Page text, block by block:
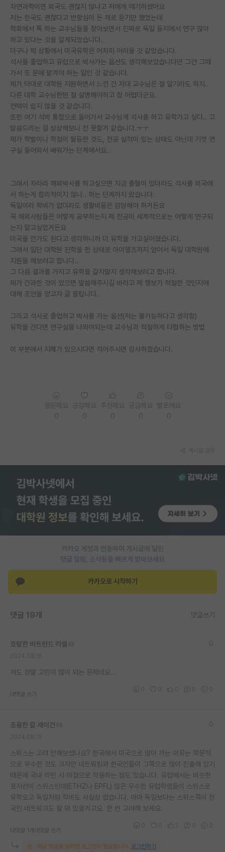
특수/전문대학원 게시판
반도체/AI 게시판
장학금/장학생 게시판
학술 정보 게시판
홍보 게시판
커리어
유학교육
이벤트
재팬라운지 🌸
자연과학이면 외국도 괜찮지 않냐고 저에게 얘기하셨어요
저는 한국도 괜찮다고 반항심이 든 채로 듣기만 했었는데
학회에서 톡 하는 교수님들을 찾아보면서 진짜로 독일 등지에서 연구 많이
하고 있다는 것을 알게되었습니다.
더구나 제 상황에서 미국유학은 어차피 어려울 것 같았습니다.
석사를 졸업하고 유럽으로 박사가는 옵션도 생각해보았습니다만 그건 그때
가서 또 운에 맡겨야 하는 일인 것 같습니다.
제가 타대로 대학원 지원하면서 느낀 건 자대 교수님은 절 알기라도 하지..
다른 대학 교수님한텐 절 설명해야하고 참 어렵더군요.
컨택이 쉽지 않을 것 같습니다.
또한 여기 석박 통합으로 들어가서 교수님께 석사를 하고 유학가고 싶다.. 고
말씀드리는 걸 상상해보니 전 못할거 같습니다.ㅜㅜ
제가 학벌이나 학점이 월등한 것도, 전공 실적이 있는 상태도 아닌데 기껏 연
구실 들어와서 배워가는 단계에서요..
그래서 차라리 해외박사를 하고싶으면 지금 출혈이 있더라도 석사를 외국에
서 하는게 합리적이지 않나.. 하는 단계까지 왔습니다.
독일이라 학비가 없더라도 생활비등은 감당해야 하거든요
꼭 해외사람들은 어떻게 공부하는지 제 전공이 세계적으로는 어떻게 연구되
는지 알고싶었거든요
미국을 안가도 된다고 생각하니까 더 유학을 가고싶어졌습니다.
그래서 일단 대학원 진학을 한 상태로 아이엘츠까지 얻어서 독일 대학원에
지원을 해보려고 합니다..
그 다음 결과를 가지고 유학을 갈지말지 생각해보려고 합니다.
제가 간과한 것이 있으면 말씀해주시길 바라고 제 행보가 적절한 것인지에
대해 조언을 얻고자 글 올립니다.
그리고 석사로 졸업하고 박사를 가는 옵션(저는 불가능하다고 생각함)
유학을 간다면 연구실을 나와야되는데 교수님과 적절하게 타협하는 방법
이 부분에서 지혜가 있으시다면 적어주시면 감사하겠습니다.
카카오 계정과 연동하여 게시글에 달린
댓글 알람, 소식등을 빠르게 받아보세요
카카오로 시작하기
댓글 19개 댓글쓰기
호탕한 버트런드 러셀
저도 정말 고민이 많이 되는 문제네요...
대댓글 쓰기
조용한 칼 세이건
스위스는 고려 안해보셨나요? 한국에서 미국으로 많이 가는 이유는 학문적
으로 우수한 것도 크지만 네트워킹과 한국인들이 그쪽으로 많이 진출해 있기
때문에 국내 리턴 시 이점으로 작용하는 점도 있습니다. 유럽에서는 비슷한
포지션이 스위스인데(ETHZ나 EPFL) 많은 우수한 유럽학생들이 스위스로
유학오고 독일처럼 학비도 사실상 없습니다. 아마 독일보다는 스위스쪽이 한
국인 네트워크도 잘 돼 있을거고요. 한 번 고려해 보세요.
대댓글 1개 대댓글 쓰기
해당 댓글을 보려면 로그인이 필요합니다. 로그인하기